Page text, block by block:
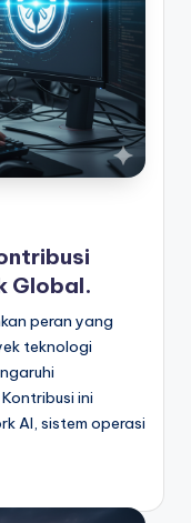
Global.
peran yang
teknologi
ini
AI, sistem operasi